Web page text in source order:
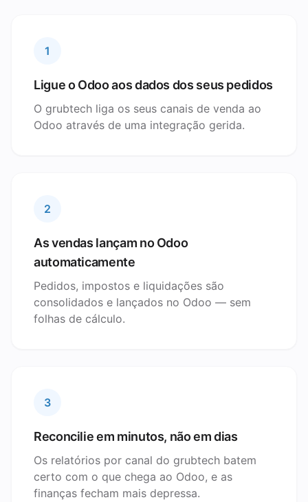
1
Ligue o Odoo aos dados dos seus pedidos
O grubtech liga os seus canais de venda ao
Odoo através de uma integração gerida.
2
As vendas lançam no Odoo
automaticamente
Pedidos, impostos e liquidações são
consolidados e lançados no Odoo — sem
folhas de cálculo.
3
Reconcilie em minutos, não em dias
Os relatórios por canal do grubtech batem
certo com o que chega ao Odoo, e as
finanças fecham mais depressa.